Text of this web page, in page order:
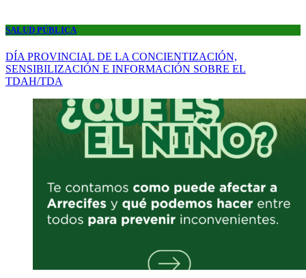
SALUD PÚBLICA
DÍA PROVINCIAL DE LA CONCIENTIZACIÓN,
SENSIBILIZACIÓN E INFORMACIÓN SOBRE EL
TDAH/TDA